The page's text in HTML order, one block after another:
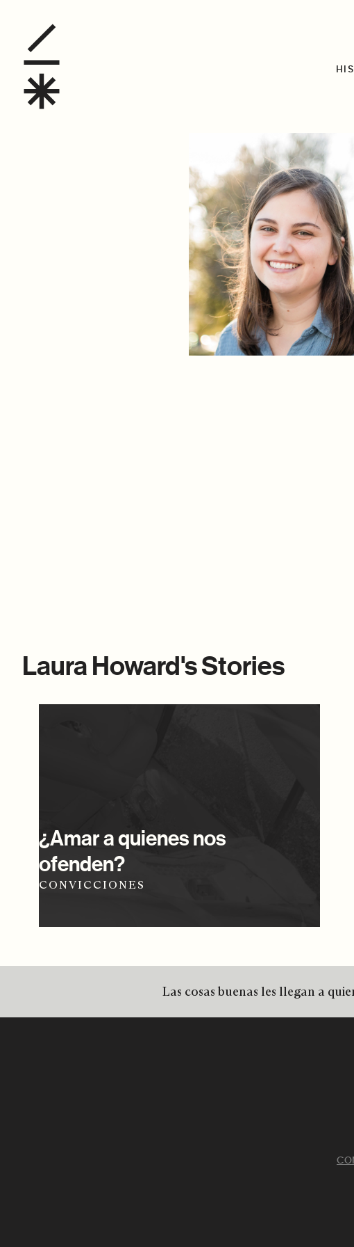
Laura Howard
Laura Howard's Stories
¿Amar a quienes nos
ofenden?
CONVICCIONES
Las cosas buenas les llegan a